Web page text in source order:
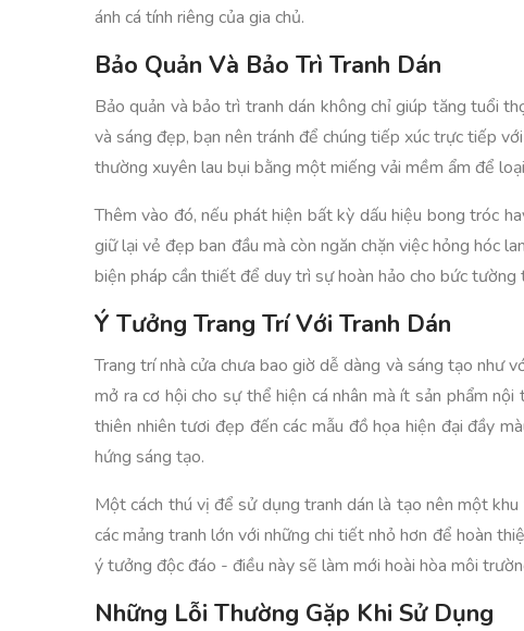
ánh cá tính riêng của gia chủ.
Bảo Quản Và Bảo Trì Tranh Dán
Bảo quản và bảo trì tranh dán không chỉ giúp tăng tuổi
và sáng đẹp, bạn nên tránh để chúng tiếp xúc trực tiếp
thường xuyên lau bụi bằng một miếng vải mềm ẩm để
Thêm vào đó, nếu phát hiện bất kỳ dấu hiệu bong tróc
giữ lại vẻ đẹp ban đầu mà còn ngăn chặn việc hỏng hóc
biện pháp cần thiết để duy trì sự hoàn hảo cho bức tường
Ý Tưởng Trang Trí Với Tranh Dán
Trang trí nhà cửa chưa bao giờ dễ dàng và sáng tạo như
mở ra cơ hội cho sự thể hiện cá nhân mà ít sản phẩm
thiên nhiên tươi đẹp đến các mẫu đồ họa hiện đại đầy
hứng sáng tạo.
Một cách thú vị để sử dụng tranh dán là tạo nên một
các mảng tranh lớn với những chi tiết nhỏ hơn để hoàn
ý tưởng độc đáo - điều này sẽ làm mới hoài hòa môi
Những Lỗi Thường Gặp Khi Sử Dụng